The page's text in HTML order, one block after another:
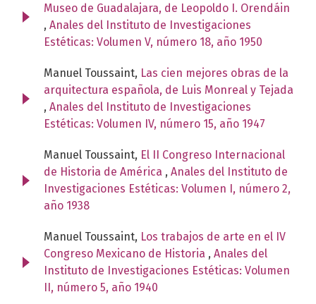
Museo de Guadalajara, de Leopoldo I. Orendáin
, Anales del Instituto de Investigaciones
Estéticas: Volumen V, número 18, año 1950
Manuel Toussaint, Las cien mejores obras de la
arquitectura española, de Luis Monreal y Tejada
, Anales del Instituto de Investigaciones
Estéticas: Volumen IV, número 15, año 1947
Manuel Toussaint, El II Congreso Internacional
de Historia de América , Anales del Instituto de
Investigaciones Estéticas: Volumen I, número 2,
año 1938
Manuel Toussaint, Los trabajos de arte en el IV
Congreso Mexicano de Historia , Anales del
Instituto de Investigaciones Estéticas: Volumen
II, número 5, año 1940